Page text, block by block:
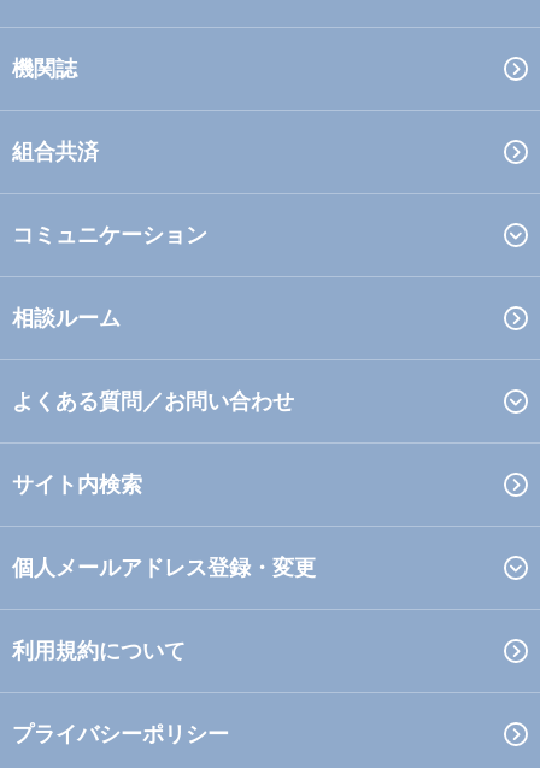
機関誌
組合共済
コミュニケーション
相談ルーム
よくある質問／お問い合わせ
サイト内検索
個人メールアドレス登録・変更
利用規約について
プライバシーポリシー